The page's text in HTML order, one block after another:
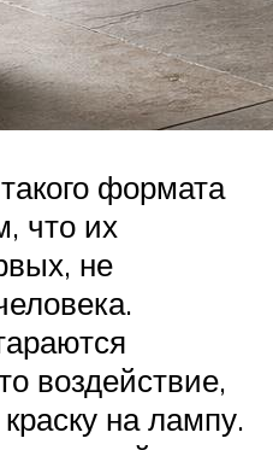
формата
что их
не
воздействие,
на лампу.